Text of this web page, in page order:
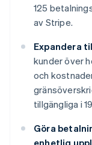
125
av Stripe.
Expandera
kunder över
och
tillgängliga i
Göra